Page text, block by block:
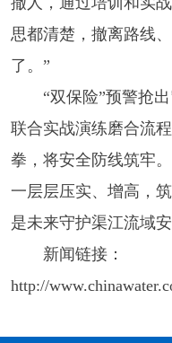
思都清楚，撤离路线
了。”
“双保险”预警抢
联合实战演练磨合流
拳，将安全防线筑牢
一层层压实、增高，
是未来守护渠江流域安
新闻链接：
http://